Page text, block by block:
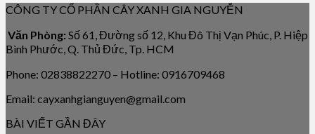
CÔNG TY CỔ PHẦN CÂY XANH GIA NGUYỄN
Văn Phòng: Số 61, Đường số 12, Khu Đô Thị Vạn Phúc, P. Hiệp
Bình Phước, Q. Thủ Đức, Tp. HCM
Phone: 02838822270 – Hotline: 0916709468
Email: cayxanhgianguyen@gmail.com
BÀI VIẾT GẦN ĐÂY